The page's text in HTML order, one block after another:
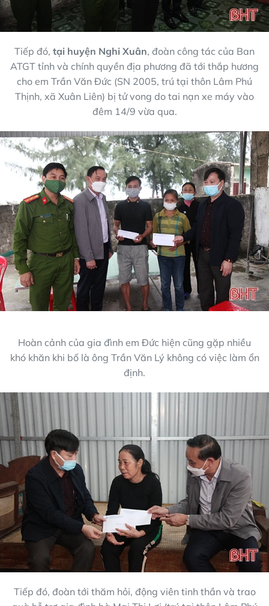
Tiếp đó, tại huyện Nghi Xuân, đoàn công tác của Ban
ATGT tỉnh và chính quyền địa phương đã tới thắp hương
cho em Trần Văn Đức (SN 2005, trú tại thôn Lâm Phú
Thịnh, xã Xuân Liên) bị tử vong do tai nạn xe máy vào
đêm 14/9 vừa qua.
Hoàn cảnh của gia đình em Đức hiện cũng gặp nhiều
khó khăn khi bố là ông Trần Văn Lý không có việc làm ổn
định.
Tiếp đó, đoàn tới thăm hỏi, động viên tinh thần và trao